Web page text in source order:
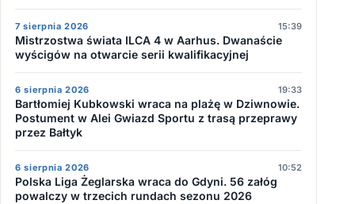
7 sierpnia 2026 15:39
Mistrzostwa świata ILCA 4 w Aarhus. Dwanaście
wyścigów na otwarcie serii kwalifikacyjnej
6 sierpnia 2026 19:33
Bartłomiej Kubkowski wraca na plażę w Dziwnowie.
Postument w Alei Gwiazd Sportu z trasą przeprawy
przez Bałtyk
6 sierpnia 2026 10:52
Polska Liga Żeglarska wraca do Gdyni. 56 załóg
powalczy w trzecich rundach sezonu 2026